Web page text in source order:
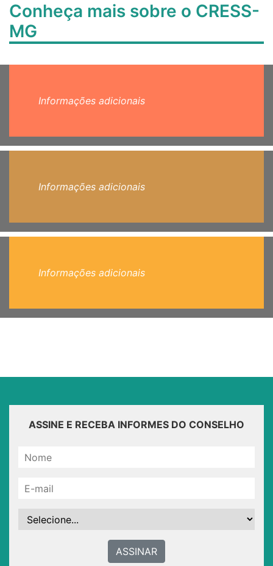
Conheça mais sobre o CRESS-
MG
Informações adicionais
Informações adicionais
Informações adicionais
ASSINE E RECEBA INFORMES DO CONSELHO
ASSINAR